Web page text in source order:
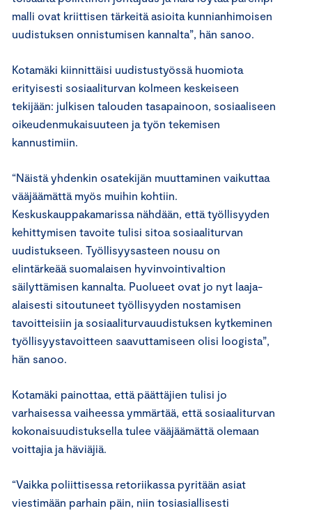
malli ovat kriittisen tärkeitä asioita kunnianhimoisen
uudistuksen onnistumisen kannalta”, hän sanoo.
Kotamäki kiinnittäisi uudistustyössä huomiota
erityisesti sosiaaliturvan kolmeen keskeiseen
tekijään: julkisen talouden tasapainoon, sosiaaliseen
oikeudenmukaisuuteen ja työn tekemisen
kannustimiin.
“Näistä yhdenkin osatekijän muuttaminen vaikuttaa
vääjäämättä myös muihin kohtiin.
Keskuskauppakamarissa nähdään, että työllisyyden
kehittymisen tavoite tulisi sitoa sosiaaliturvan
uudistukseen. Työllisyysasteen nousu on
elintärkeää suomalaisen hyvinvointivaltion
säilyttämisen kannalta. Puolueet ovat jo nyt laaja-
alaisesti sitoutuneet työllisyyden nostamisen
tavoitteisiin ja sosiaaliturvauudistuksen kytkeminen
työllisyystavoitteen saavuttamiseen olisi loogista”,
hän sanoo.
Kotamäki painottaa, että päättäjien tulisi jo
varhaisessa vaiheessa ymmärtää, että sosiaaliturvan
kokonaisuudistuksella tulee vääjäämättä olemaan
voittajia ja häviäjiä.
“Vaikka poliittisessa retoriikassa pyritään asiat
viestimään parhain päin, niin tosiasiallisesti